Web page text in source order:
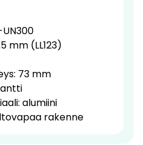
mm (LL123)
73 mm
alumiini
rakenne